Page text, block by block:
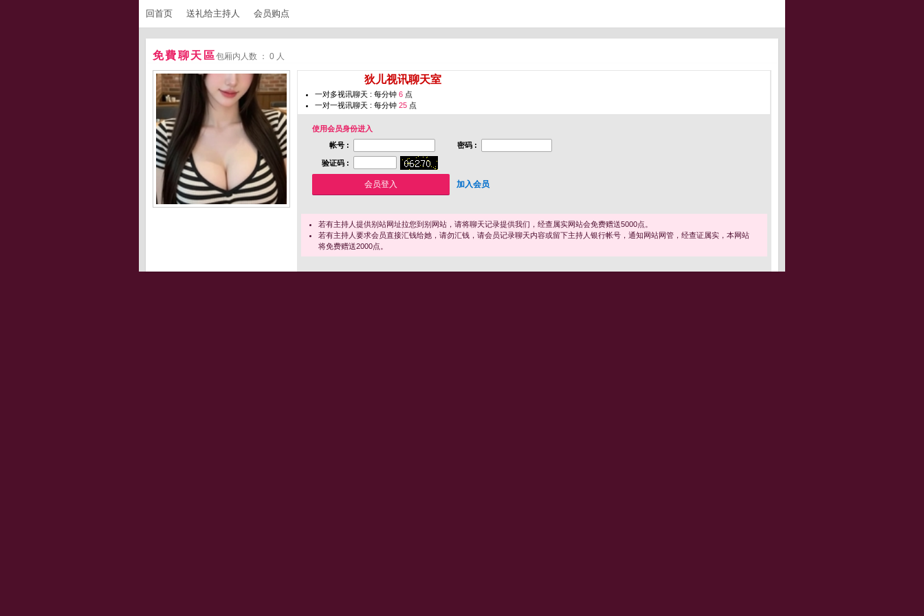
回首页 送礼给主持人 会员购点
免費聊天區包厢内人数 ： 0 人
狄儿视讯聊天室
一对多视讯聊天 : 每分钟 6 点
一对一视讯聊天 : 每分钟 25 点
使用会员身份进入
帐号 :
密码 :
验证码 :
加入会员
若有主持人提供别站网址拉您到别网站，请将聊天记录提供我们，经查属实网站会免费赠送5000点。
若有主持人要求会员直接汇钱给她，请勿汇钱，请会员记录聊天内容或留下主持人银行帐号，通知网站网管，经查证属实，本网站
将免费赠送2000点。